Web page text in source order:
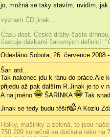
jo, možná se taky stavím, uvidím,
význam ČD jinak...
Času dost. České dráhy často
častuje dávkami čarovných definicí:
Odesláno Sobota, 26. července 2008
Šari atd...
Tak nakonec jdu k ránu do práce.Ale
přijedu až pak dalším R.Jinak je to v
A na jméno
ŠARINKA
Tak
Jinak se tedy budu těšit
A Kozlu
Holky, mašinky a zelená, to jsou
750 209 konečně se dočkala reko na